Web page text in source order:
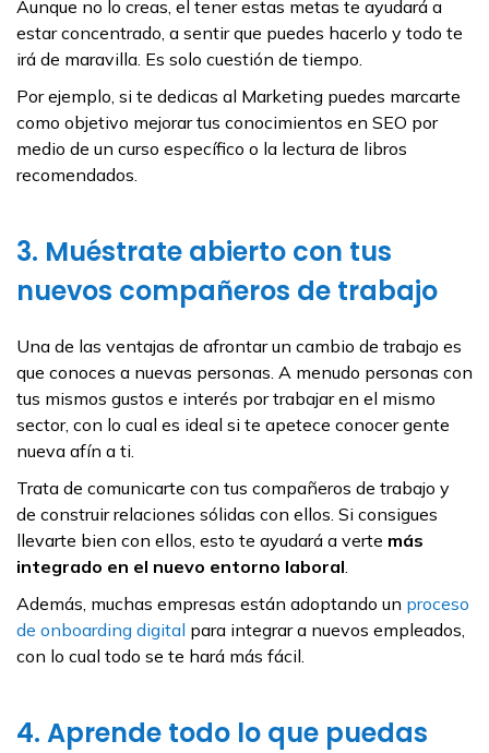
Aunque no lo creas, el tener estas metas te ayudará a
estar concentrado, a sentir que puedes hacerlo y todo te
irá de maravilla. Es solo cuestión de tiempo.
Por ejemplo, si te dedicas al Marketing puedes marcarte
como objetivo mejorar tus conocimientos en SEO por
medio de un curso específico o la lectura de libros
recomendados.
3. Muéstrate abierto con tus
nuevos compañeros de trabajo
Una de las ventajas de afrontar un cambio de trabajo es
que conoces a nuevas personas. A menudo personas con
tus mismos gustos e interés por trabajar en el mismo
sector, con lo cual es ideal si te apetece conocer gente
nueva afín a ti.
Trata de comunicarte con tus compañeros de trabajo y
de construir relaciones sólidas con ellos. Si consigues
llevarte bien con ellos, esto te ayudará a verte más
integrado en el nuevo entorno laboral.
Además, muchas empresas están adoptando un proceso
de onboarding digital para integrar a nuevos empleados,
con lo cual todo se te hará más fácil.
4. Aprende todo lo que puedas